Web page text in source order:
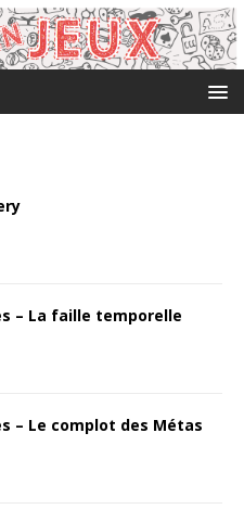
– La faille temporelle
– Le complot des Métas